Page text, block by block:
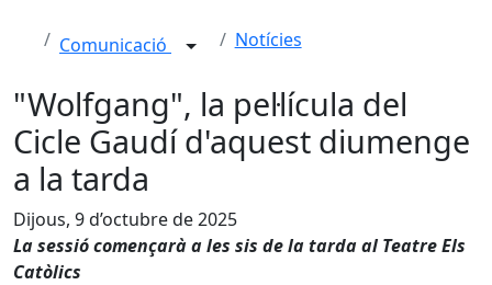
Comunicació Notícies
"Wolfgang", la pel·lícula del
Cicle Gaudí d'aquest diumenge
a la tarda
Dijous, 9 d’octubre de 2025
La sessió començarà a les sis de la tarda al Teatre Els
Catòlics